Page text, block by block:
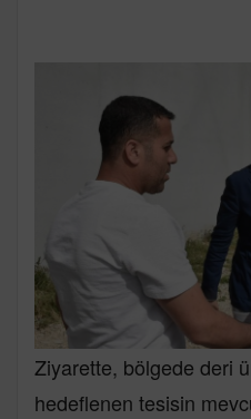
Ziyarette, bölgede deri
hedeflenen tesisin